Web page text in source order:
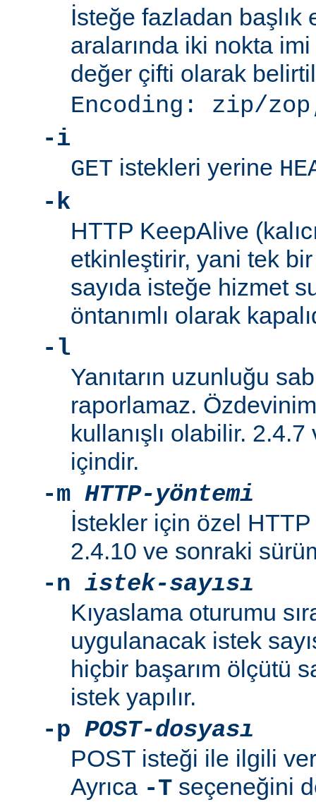
İsteğe fazladan başlık
aralarında iki nokta
değer çifti olarak
Encoding: zip/
-i
GET istekleri yerine
-k
HTTP KeepAlive
etkinleştirir, yani tek
sayıda isteğe hizmet
öntanımlı olarak
-l
Yanıtarın uzunluğu
raporlamaz.
kullanışlı olabilir.
içindir.
-m HTTP-yöntemi
İstekler için özel
2.4.10 ve sonraki
-n istek-sayısı
Kıyaslama oturumu
uygulanacak istek
hiçbir başarım ölçütü
istek yapılır.
-p POST-dosyası
POST isteği ile ilgili
Ayrıca -T seçeneğini